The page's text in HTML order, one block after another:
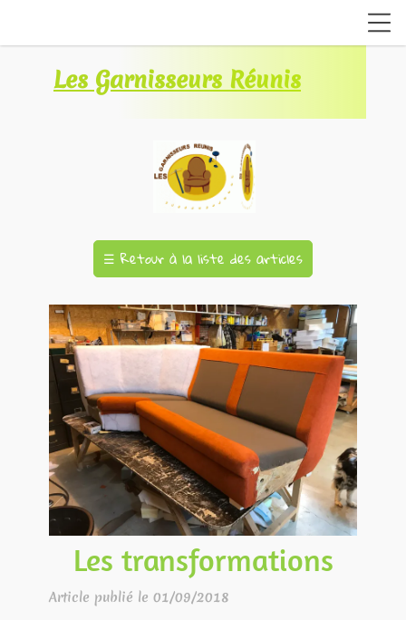
Les Garnisseurs Réunis
☰ Retour à la liste des articles
Les transformations
Article publié le 01/09/2018